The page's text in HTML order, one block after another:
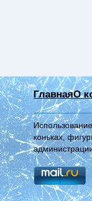
ГлавнаяО
коньках,